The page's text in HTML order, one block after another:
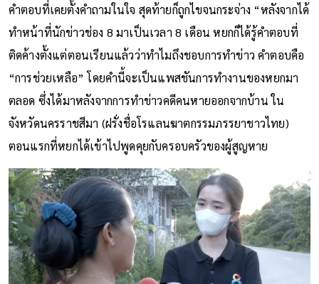
คำตอบที่เคยตั้งคำถามในใจ สุดท้ายก็ถูกไขจนกระจ่าง “หลังจากได้
ทำหน้าที่นักข่าวช่อง 8 มาเป็นเวลา 8 เดือน หยกก็ได้รู้คำตอบที่
ติดค้างตั้งแต่ตอนเรียนแล้วว่าทำไมถึงชอบการทำข่าว คำตอบคือ
“การช่วยเหลือ” โดยคำนี้จะเป็นแพสชันการทำงานของหยกมา
ตลอด ซึ่งได้มาหลังจากการทำข่าวคดีคนหายออกจากบ้าน ใน
จังหวัดนครราชสีมา (ฝรั่งชื่อโรแลนฆาตกรรมภรรยาชาวไทย)
ตอนแรกที่หยกได้เข้าไปพูดคุยกับครอบครัวของผู้สูญหาย